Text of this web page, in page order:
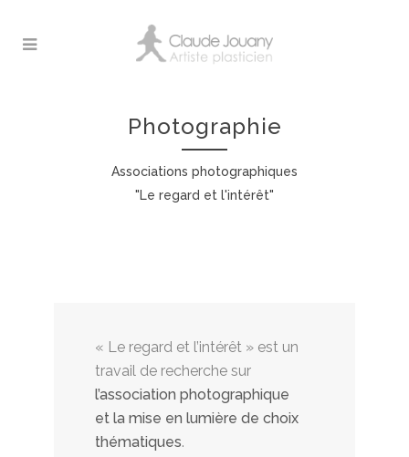
Photographie
Associations photographiques
"Le regard et l'intérêt"
« Le regard et l’intérêt » est un
travail de recherche sur
l’association photographique
et la mise en lumière de choix
thématiques.